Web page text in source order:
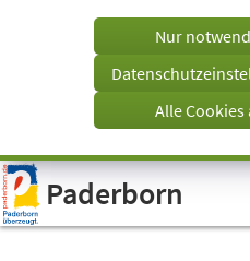
Visuelle
Assistenzsoftware
öffnen.
einem
Tab)
Nur
Alle
Paderborn